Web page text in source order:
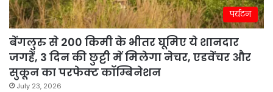
पर्यटन
बेंगलुरु से 200 किमी के भीतर घूमिए ये शानदार
जगहें, 3 दिन की छुट्टी में मिलेगा नेचर, एडवेंचर और
सुकून का परफेक्ट कॉम्बिनेशन
July 23, 2026